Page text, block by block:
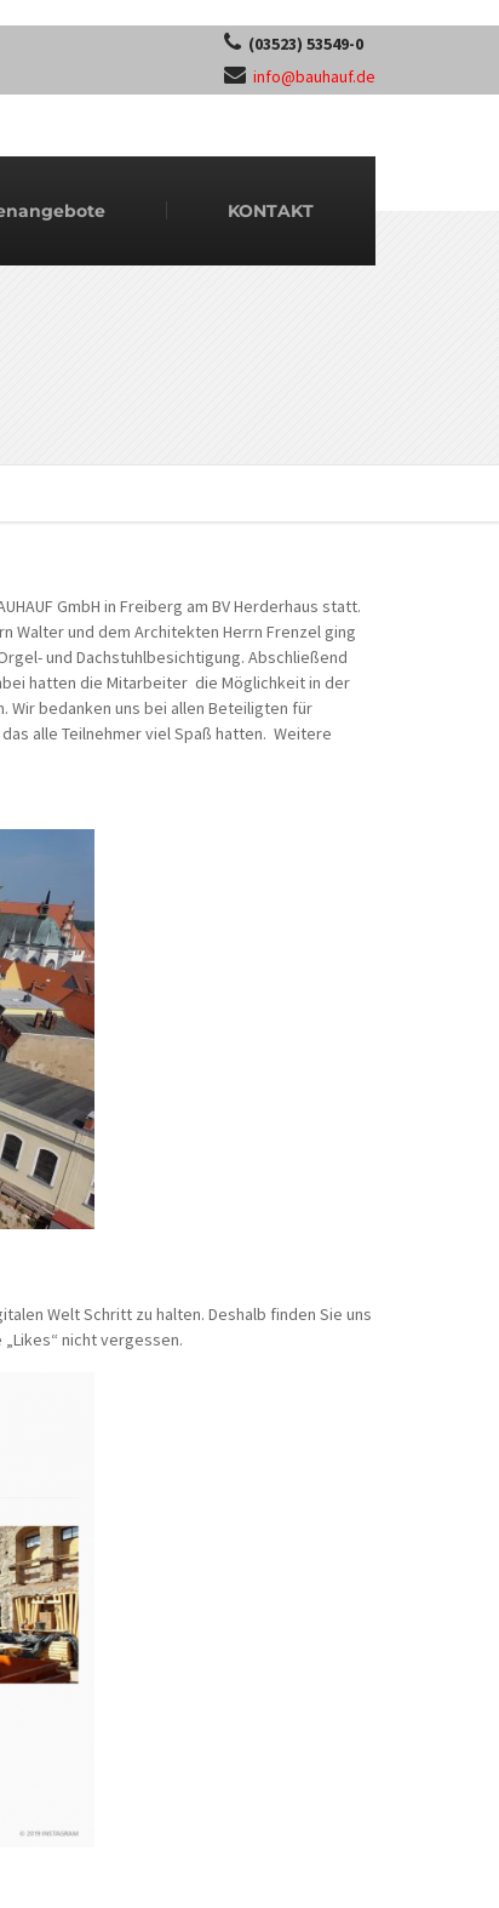
(03523) 53549-0
info@bauhauf.de
KONTAKT
GmbH in Freiberg am BV Herderhaus statt.
Walter und dem Architekten Herrn Frenzel ging
und Dachstuhlbesichtigung. Abschließend
hatten die Mitarbeiter die Möglichkeit in der
Wir bedanken uns bei allen Beteiligten für
alle Teilnehmer viel Spaß hatten. Weitere
Welt Schritt zu halten. Deshalb finden Sie uns
nicht vergessen.